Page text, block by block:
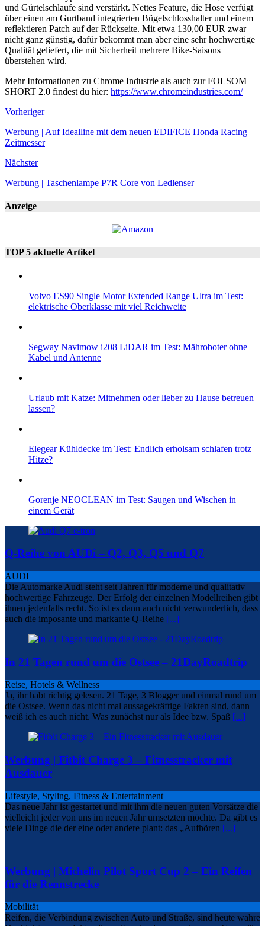
und Gürtelschlaufe sind verstärkt. Nettes Feature, die Hose verfügt
über einen am Gurtband integrierten Bügelschlosshalter und einem
reflektieren Patch auf der Rückseite. Mit etwa 130,00 EUR zwar
nicht ganz günstig, dafür bekommt man aber eine sehr hochwertige
Qualität geliefert, die mit Sicherheit mehrere Bike-Saisons
überstehen wird.
Mehr Informationen zu Chrome Industrie als auch zur FOLSOM
SHORT 2.0 findest du hier: https://www.chromeindustries.com/
Vorheriger
Werbung | Auf Idealline mit dem neuen EDIFICE Honda Racing
Zeitmesser
Nächster
Werbung | Taschenlampe P7R Core von Ledlenser
Anzeige
TOP 5 aktuelle Artikel
Volvo ES90 Single Motor Extended Range Ultra im Test:
elektrische Oberklasse mit viel Reichweite
Segway Navimow i208 LiDAR im Test: Mähroboter ohne
Kabel und Antenne
Urlaub mit Katze: Mitnehmen oder lieber zu Hause betreuen
lassen?
Elegear Kühldecke im Test: Endlich erholsam schlafen trotz
Hitze?
Gorenje NEOCLEAN im Test: Saugen und Wischen in
einem Gerät
Q-Reihe von AUDi – Q2, Q3, Q5 und Q7
AUDI
Die Automarke Audi steht seit Jahren für moderne und qualitativ
hochwertige Fahrzeuge. Der Erfolg der einzelnen Modellreihen gibt
ihnen jedenfalls recht. So ist es dann auch nicht verwunderlich, dass
auch die imposante und markante Q-Reihe [...]
In 21 Tagen rund um die Ostsee – 21DayRoadtrip
Reise, Hotels & Wellness
Ja, ihr habt richtig gelesen. 21 Tage, 3 Blogger und einmal rund um
die Ostsee. Wenn das nicht mal aussagekräftige Fakten sind, dann
weiß ich es auch nicht. Was zunächst nur als Idee bzw. Spaß [...]
Werbung | Fitbit Charge 3 – Fitnesstracker mit
Ausdauer
Lifestyle, Styling, Fitness & Entertainment
Das neue Jahr ist gestartet und mit ihm die neuen guten Vorsätze die
vielleicht jeder von uns im neuen Jahr umsetzten möchte. Da gibt es
viele Dinge die der eine oder andere plant: das „Aufhören [...]
Werbung | Michelin Pilot Sport Cup 2 – Ein Reifen
für die Rennstrecke
Mobilität
Reifen, die Verbindung zwischen Auto und Straße, sind heute wahre